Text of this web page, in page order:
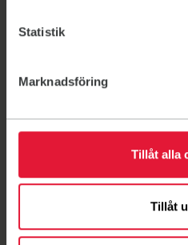
Statistik
Marknadsföring
Tillåt alla
Tillåt
Malmö, Göteborg, Flen,
Länk till: Friskis växer - flera
Aktuellt
5